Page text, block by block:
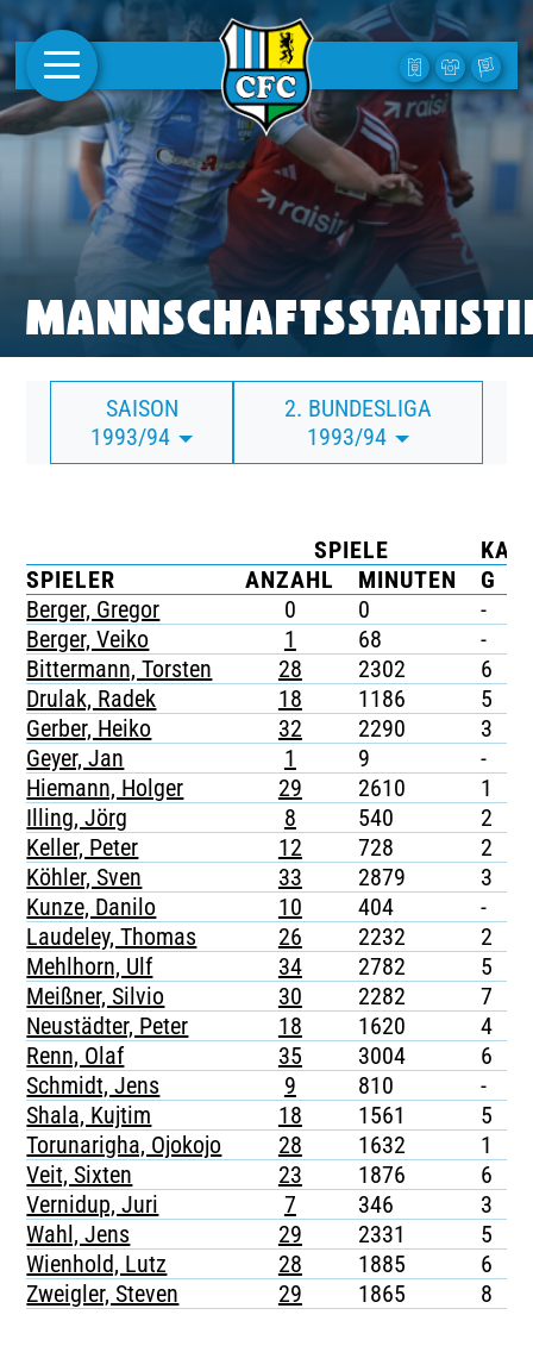
AKTUELLES
1. MANNSCHAFT
FRAUEN
CAMPUS
CLUB
CLUBMITGLIEDSCHAFT
BUSINESS
TICKETING
SAISON
1993/94
2. BUNDESLIGA
1993/94
SPIELE
SPIELER
ANZAHL MINUTEN G
Berger, Gregor
0 0 -
Berger, Veiko
1 68 -
Bittermann, Torsten
28 2302 6
Drulak, Radek
18 1186 5
Gerber, Heiko
32 2290 3
Geyer, Jan
1 9 -
Hiemann, Holger
29 2610 1
Illing, Jörg
8 540 2
Keller, Peter
12 728 2
Köhler, Sven
33 2879 3
Kunze, Danilo
10 404 -
Laudeley, Thomas
26 2232 2
Mehlhorn, Ulf
34 2782 5
Meißner, Silvio
30 2282 7
Neustädter, Peter
18 1620 4
Renn, Olaf
35 3004 6
Schmidt, Jens
9 810 -
Shala, Kujtim
18 1561 5
Torunarigha, Ojokojo
28 1632 1
Veit, Sixten
23 1876 6
Vernidup, Juri
7 346 3
Wahl, Jens
29 2331 5
Wienhold, Lutz
28 1885 6
Zweigler, Steven
29 1865 8